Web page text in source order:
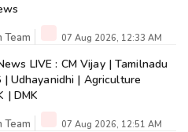
Team 07 Aug 2026, 12:33 AM
LIVE : CM Vijay | Tamilnadu
| Udhayanidhi | Agriculture
| DMK
Team 07 Aug 2026, 12:51 AM